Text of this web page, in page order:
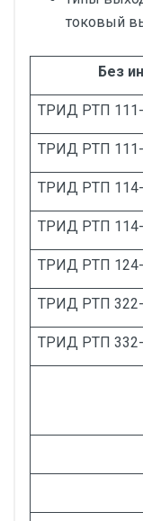
токовый
Без
ТРИД РТП
ТРИД РТП
ТРИД РТП
ТРИД РТП
ТРИД РТП
ТРИД РТП
ТРИД РТП